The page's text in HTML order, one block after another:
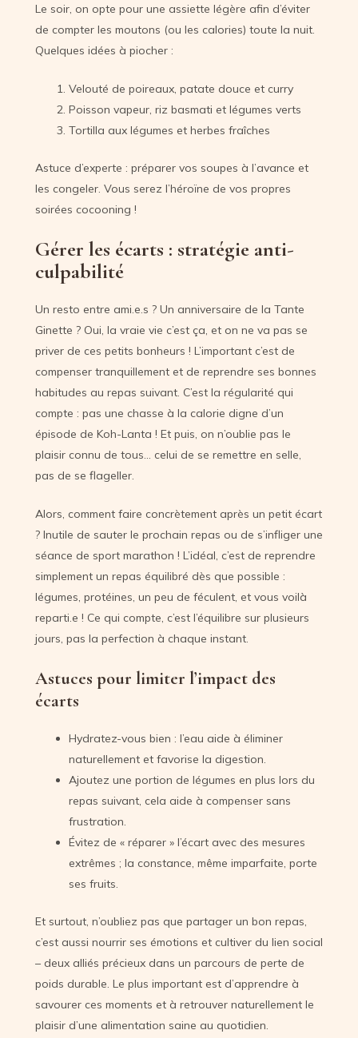
Le soir, on opte pour une assiette légère afin d’éviter
de compter les moutons (ou les calories) toute la nuit.
Quelques idées à piocher :
Velouté de poireaux, patate douce et curry
Poisson vapeur, riz basmati et légumes verts
Tortilla aux légumes et herbes fraîches
Astuce d’experte : préparer vos soupes à l’avance et
les congeler. Vous serez l’héroïne de vos propres
soirées cocooning !
Gérer les écarts : stratégie anti-
culpabilité
Un resto entre ami.e.s ? Un anniversaire de la Tante
Ginette ? Oui, la vraie vie c’est ça, et on ne va pas se
priver de ces petits bonheurs ! L’important c’est de
compenser tranquillement et de reprendre ses bonnes
habitudes au repas suivant. C’est la régularité qui
compte : pas une chasse à la calorie digne d’un
épisode de Koh-Lanta ! Et puis, on n’oublie pas le
plaisir connu de tous… celui de se remettre en selle,
pas de se flageller.
Alors, comment faire concrètement après un petit écart
? Inutile de sauter le prochain repas ou de s’infliger une
séance de sport marathon ! L’idéal, c’est de reprendre
simplement un repas équilibré dès que possible :
légumes, protéines, un peu de féculent, et vous voilà
reparti.e ! Ce qui compte, c’est l’équilibre sur plusieurs
jours, pas la perfection à chaque instant.
Astuces pour limiter l’impact des
écarts
Hydratez-vous bien : l’eau aide à éliminer
naturellement et favorise la digestion.
Ajoutez une portion de légumes en plus lors du
repas suivant, cela aide à compenser sans
frustration.
Évitez de « réparer » l’écart avec des mesures
extrêmes ; la constance, même imparfaite, porte
ses fruits.
Et surtout, n’oubliez pas que partager un bon repas,
c’est aussi nourrir ses émotions et cultiver du lien social
– deux alliés précieux dans un parcours de perte de
poids durable. Le plus important est d’apprendre à
savourer ces moments et à retrouver naturellement le
plaisir d’une alimentation saine au quotidien.